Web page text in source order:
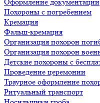
Похороны с погребением
Кремация
Фальш-кремация
Организация похорон
Организация похорон
Детские похороны с
Проведение церемонии
Траурное оформление
Ритуальный транспорт